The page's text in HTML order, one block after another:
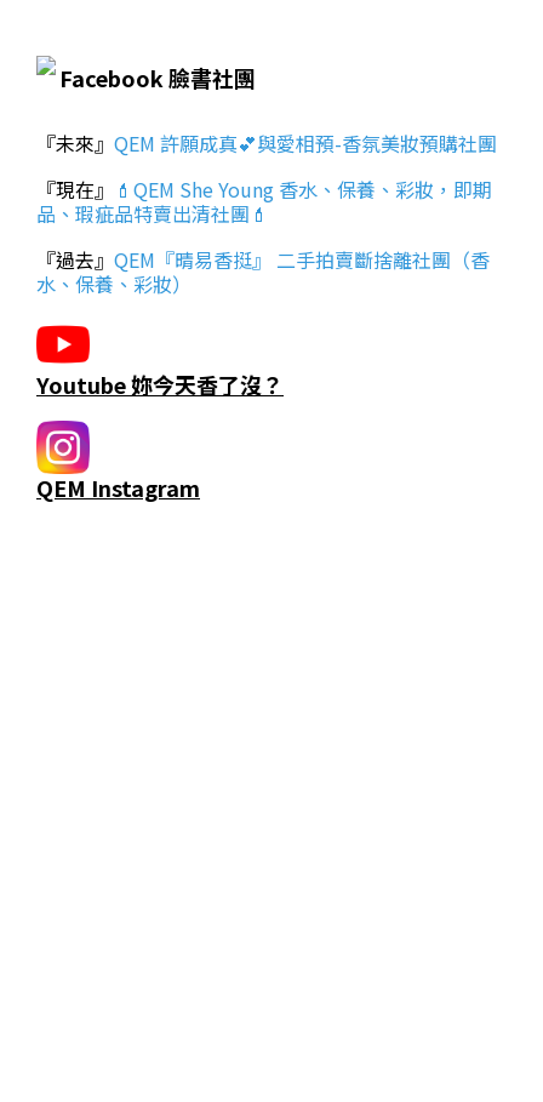
Facebook 臉書社團
『未來』 QEM 許願成真💕與愛相預-香氛美妝預購社團
『現在』 💄QEM She Young 香水、保養、彩妝，即期
品、瑕疵品特賣出清社團💄
『過去』 QEM『晴易香挺』 二手拍賣斷捨離社團（香
水、保養、彩妝）
Youtube 妳今天香了沒？
QEM Instagram